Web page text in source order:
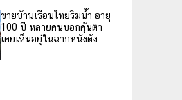
ขายบ้านเรือนไทยริมน้ำ อายุ
100 ปี หลายคนบอกคุ้นตา
เคยเห็นอยู่ในฉากหนังดัง